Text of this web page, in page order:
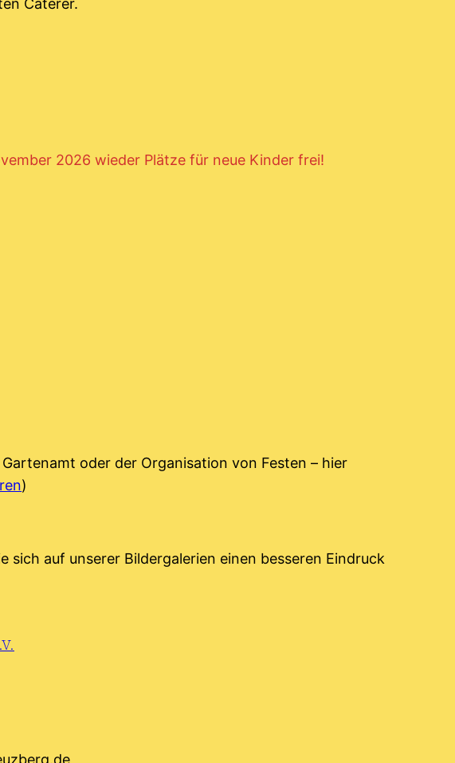
Caterer.
2026 wieder Plätze für neue Kinder frei!
oder der Organisation von Festen – hier
)
auf unserer Bildergalerien einen besseren Eindruck